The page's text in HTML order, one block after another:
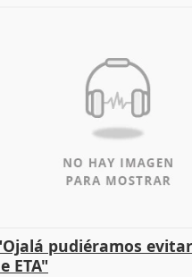
pudiéramos
ETA"